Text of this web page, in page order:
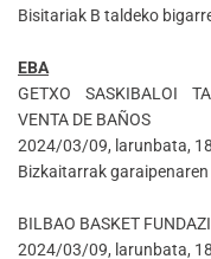
Bisitariak B taldeko
EBA
GETXO SASKIBALOI
VENTA DE BAÑOS
2024/03/09, larunbata,
Bizkaitarrak
BILBAO BASKET
2024/03/09, larunbata,